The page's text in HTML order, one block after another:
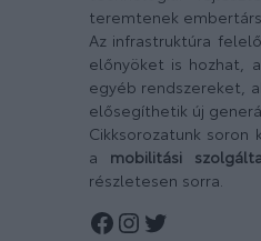
teremtenek
Az infrastruktúra
előnyöket is hozhat,
egyéb rendszereket,
elősegíthetik új
Cikksorozatunk soron
a mobilitási
részletesen sorra.
Facebook
Instagram
Twitter